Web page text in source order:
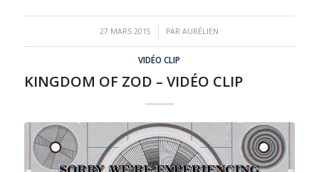
27 MARS 2015
/ PARAURÉLIEN
VIDÉO CLIP
KINGDOM OF ZOD – VIDÉO CLIP